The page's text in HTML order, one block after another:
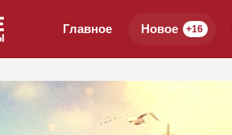
Главное Новое +16